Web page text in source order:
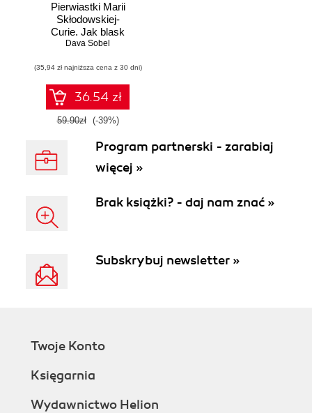
Pierwiastki Marii
Skłodowskiej-
Curie. Jak blask
radu oświetlił drogę
świecie nauki
Dava Sobel
(35,94 zł najniższa cena z 30 dni)
36.54 zł
59.90zł (-39%)
Program partnerski - zarabiaj
więcej »
Brak książki? - daj nam znać »
Subskrybuj newsletter »
Twoje Konto
Księgarnia
Wydawnictwo Helion